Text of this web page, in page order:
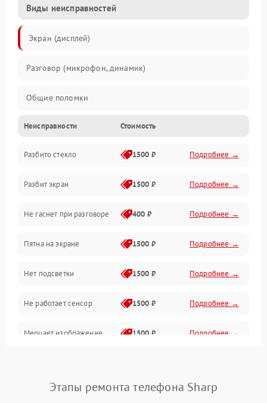
Виды неисправностей
Экран (дисплей)
Разговор (микрофон, динамик)
Общие поломки
Проблемы связи
Камеры
Проблемы с дисплеем и сенсором
Зарядка
Проблемы с питанием, зарядкой и аккумулятором
Проблемы с работой системы, корпусом и другие
Неисправности Стоимость
Разбито стекло 1500 ₽ Подробнее →
Разбит экран 1500 ₽ Подробнее →
Не гаснет при разговоре 400 ₽ Подробнее →
Пятна на экране 1500 ₽ Подробнее →
Нет подсветки 1500 ₽ Подробнее →
Не работает сенсор 1500 ₽ Подробнее →
Мерцает изображение 1500 ₽ Подробнее →
Не работает Face ID 4000 ₽ Подробнее →
Этапы ремонта телефона Sharp